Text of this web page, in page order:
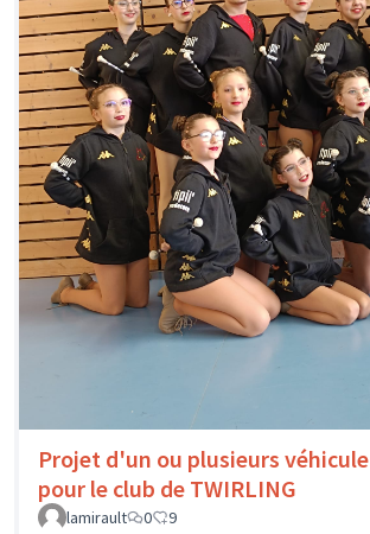
Projet d'un ou plusieurs véhicule
pour le club de TWIRLING
lamirault
0 9